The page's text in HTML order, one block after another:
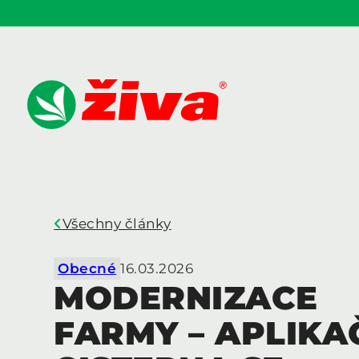
Všechny články
Obecné 16.03.2026
MODERNIZACE
FARMY –